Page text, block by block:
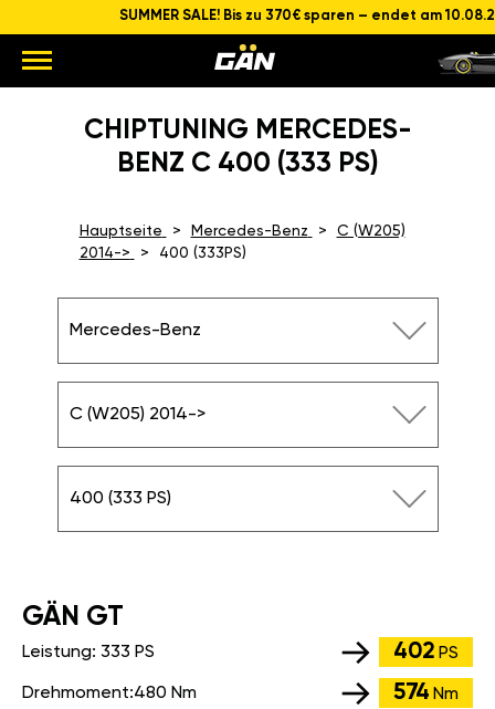
SUMMER SALE! Bis zu 370€ sparen – endet am
CHIPTUNING MERCEDES-
BENZ C 400 (333 PS)
Hauptseite Mercedes-Benz
C (W205)
2014->
400 (333PS)
Mercedes-Benz
C (W205) 2014->
400 (333 PS)
GÄN GT
Leistung: 333 PS 402 PS
Drehmoment:480 Nm 574 Nm